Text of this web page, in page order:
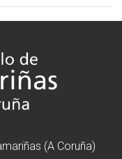
(A Coruña)